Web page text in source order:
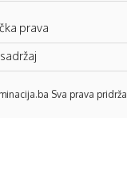
prava
Sva prava